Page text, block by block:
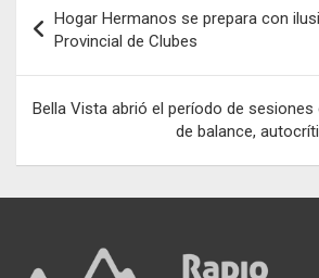
o
k
p
p
er
m
ar
tir
de
entradas
Hogar Hermanos se prepara con
Provincial de Clubes
Bella Vista abrió el período de
de balance,